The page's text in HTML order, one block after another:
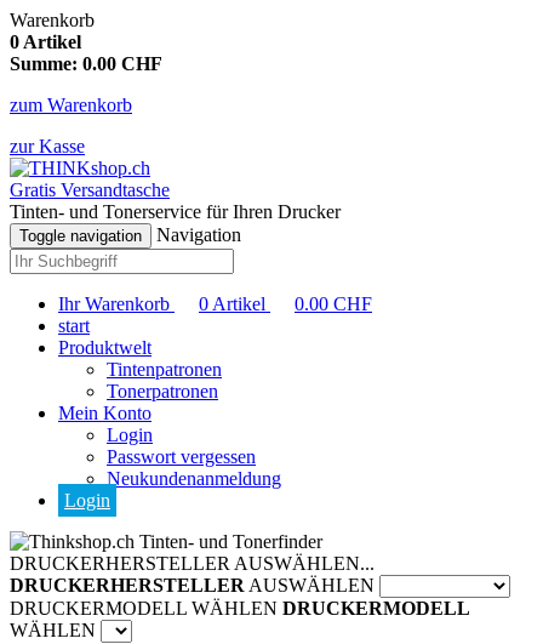
Warenkorb
0 Artikel
Summe: 0.00 CHF
zum Warenkorb
zur Kasse
Gratis Versandtasche
Tinten- und Tonerservice für Ihren Drucker
Toggle navigation Navigation
Ihr Warenkorb 0 Artikel 0.00 CHF
start
Produktwelt
Tintenpatronen
Tonerpatronen
Mein Konto
Login
Passwort vergessen
Neukundenanmeldung
Login
Tinten- und Tonerfinder
DRUCKERHERSTELLER AUSWÄHLEN...
DRUCKERHERSTELLER AUSWÄHLEN
DRUCKERMODELL WÄHLEN DRUCKERMODELL
WÄHLEN